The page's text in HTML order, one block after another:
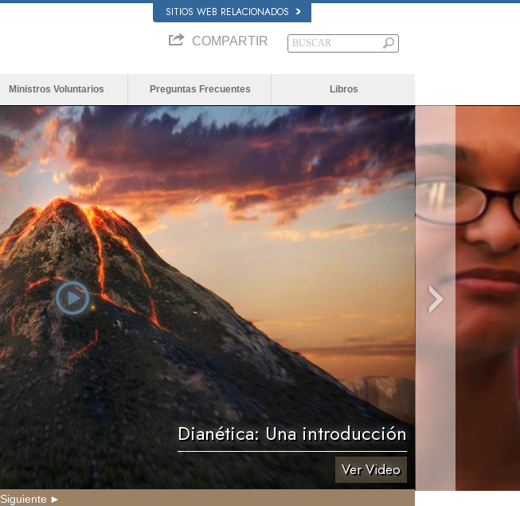
SITIOS WEB RELACIONADOS
COMPARTIR
Ministros Voluntarios Preguntas Frecuentes Libros
Dianética: Una introducción
Ver Video
Siguiente